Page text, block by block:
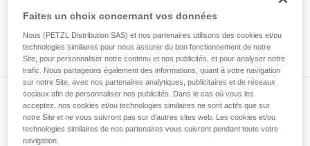
informations de la notice technique pour
d’informations.
Maîtriser ces techniques nécessite une
formation et un entraînement spécifique. Validez
avec un professionnel votre capacité à refaire
la manipulation, seul, en toute sécurité, avant
de la reproduire en autonomie.
Nous donnons des exemples de techniques
Voir tous les conseils
Abonnez-vous à la newsletter
et restez connecté à notre actualité
Faites un choix concernant vos données
Nous (PETZL Distribution SAS) et nos partenaires utilisons des cookies et/ou
technologies similaires pour nous assurer du bon fonctionnement de notre
Site, pour personnaliser notre contenu et nos publicités, et pour analyser notre
trafic. Nous partageons également des informations, quant à votre navigation
sur notre Site, avec nos partenaires analytiques, publicitaires et de réseaux
sociaux afin de personnaliser nos publicités. Dans le cas où vous les
acceptez, nos cookies et/ou technologies similaires ne sont actifs que sur
notre Site et ne vous suivront pas sur d’autres sites web. Les cookies et/ou
technologies similaires de nos partenaires vous suivront pendant toute votre
navigation.